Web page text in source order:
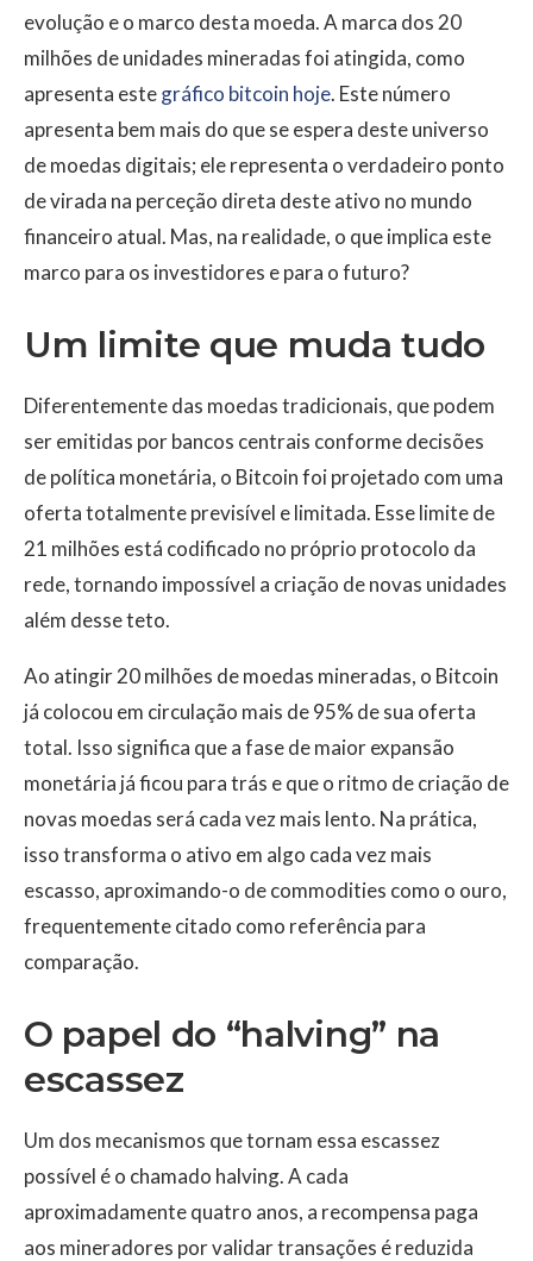
evolução e o marco desta moeda. A marca dos 20
milhões de unidades mineradas foi atingida, como
apresenta estegráfico bitcoin hoje. Este número
apresenta bem mais do que se espera deste universo
de moedas digitais; ele representa o verdadeiro ponto
de virada na perceção direta deste ativo no mundo
financeiro atual. Mas, na realidade, o que implica este
marco para os investidores e para o futuro?
Um limite que muda tudo
Diferentemente das moedas tradicionais, que podem
ser emitidas por bancos centrais conforme decisões
de política monetária, o Bitcoin foi projetado com uma
oferta totalmente previsível e limitada. Esse limite de
21 milhões está codificado no próprio protocolo da
rede, tornando impossível a criação de novas unidades
além desse teto.
Ao atingir 20 milhões de moedas mineradas, o Bitcoin
já colocou em circulação mais de 95% de sua oferta
total. Isso significa que a fase de maior expansão
monetária já ficou para trás e que o ritmo de criação de
novas moedas será cada vez mais lento. Na prática,
isso transforma o ativo em algo cada vez mais
escasso, aproximando-o de commodities como o ouro,
frequentemente citado como referência para
comparação.
O papel do “halving” na
escassez
Um dos mecanismos que tornam essa escassez
possível é o chamado halving. A cada
aproximadamente quatro anos, a recompensa paga
aos mineradores por validar transações é reduzida